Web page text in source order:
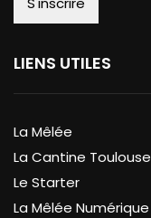
LIENS UTILES
La Mêlée
La Cantine Toulouse
Le Starter
La Mêlée Numérique